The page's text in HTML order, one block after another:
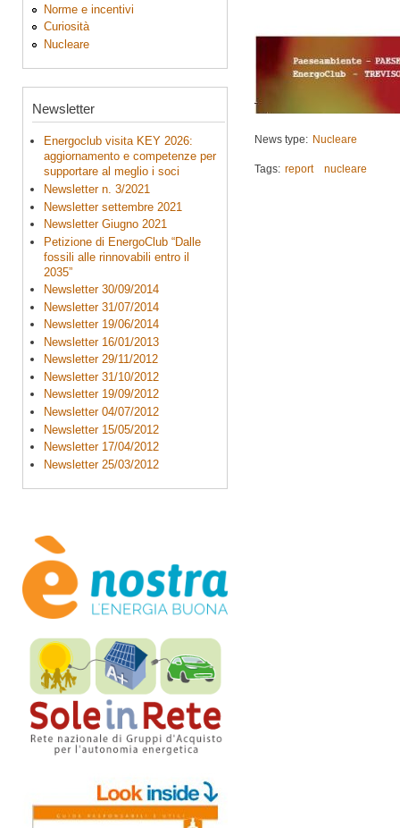
Norme e incentivi
Curiosità
Nucleare
Newsletter
Energoclub visita KEY 2026:
aggiornamento e competenze per
supportare al meglio i soci
Newsletter n. 3/2021
Newsletter settembre 2021
Newsletter Giugno 2021
Petizione di EnergoClub “Dalle
fossili alle rinnovabili entro il
2035”
Newsletter 30/09/2014
Newsletter 31/07/2014
Newsletter 19/06/2014
Newsletter 16/01/2013
Newsletter 29/11/2012
Newsletter 31/10/2012
Newsletter 19/09/2012
Newsletter 04/07/2012
Newsletter 15/05/2012
Newsletter 17/04/2012
Newsletter 25/03/2012
News type: Nucleare
Tags: report nucleare